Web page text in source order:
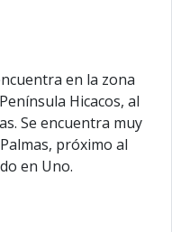
en la zona
Hicacos, al
Se encuentra muy
próximo al
en Uno.